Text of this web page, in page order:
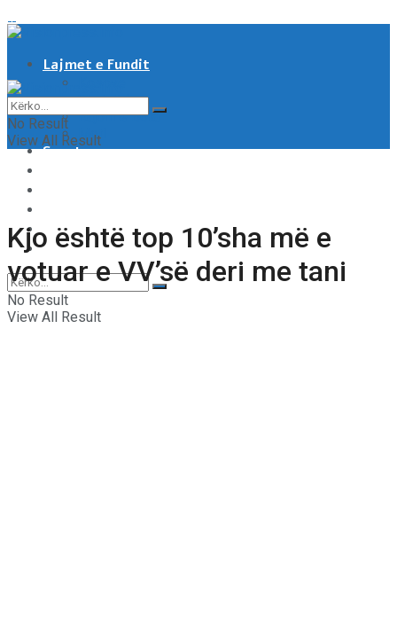
Lajmet e Fundit
Shqipëri
Rajoni & Bota
Moti
Sport
Tech & Auto
Video
No Result
View All Result
No Result
View All Result
Kjo është top 10’sha më e
votuar e VV’së deri me tani